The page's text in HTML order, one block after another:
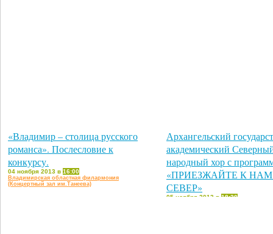
«Владимир – столица русского
романса». Послесловие к
конкурсу.
04 ноября 2013 в 16:00
Владимирская областная филармония
(Концертный зал им.Танеева)
Архангельский
академический
народный хор с
«ПРИЕЗЖАЙТЕ К
СЕВЕР»
05 ноября 2013 в 18:30